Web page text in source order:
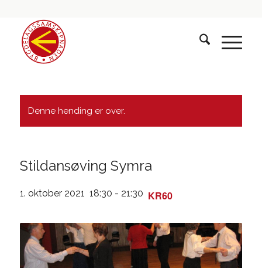
Denne hending er over.
Stildansøving Symra
1. oktober 2021 18:30 - 21:30 KR60